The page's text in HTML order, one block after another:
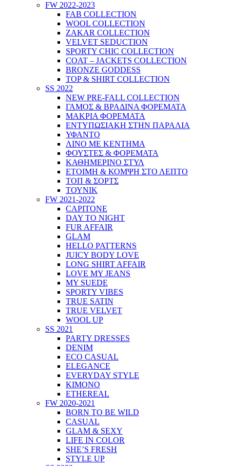
FW 2022-2023
FAB COLLECTION
WOOL COLLECTION
ZAKAR COLLECTION
VELVET SEDUCTION
SPORTY CHIC COLLECTION
COAT – JACKETS COLLECTION
BRONZE GODDESS
TOP & SHIRT COLLECTION
SS 2022
NEW PRE-FALL COLLECTION
ΓΑΜΟΣ & ΒΡΑΔΙΝΑ ΦΟΡΕΜΑΤΑ
ΜΑΚΡΙΑ ΦΟΡΕΜΑΤΑ
ΕΝΤΥΠΩΣΙΑΚΗ ΣΤΗΝ ΠΑΡΑΛΙΑ
ΥΦΑΝΤΟ
ΛΙΝΟ ΜΕ ΚΕΝΤΗΜΑ
ΦΟΥΣΤΕΣ & ΦΟΡΕΜΑΤΑ
ΚΑΘΗΜΕΡΙΝΟ ΣΤΥΛ
ΕΤΟΙΜΗ & ΚΟΜΨΗ ΣΤΟ ΛΕΠΤΟ
ΤΟΠ & ΣΟΡΤΣ
ΤΟΥΝΙΚ
FW 2021-2022
CAPITONE
DAY TO NIGHT
FUR AFFAIR
GLAM
HELLO PATTERNS
JUICY BODY LOVE
LONG SHIRT AFFAIR
LOVE MY JEANS
MY SUEDE
SPORTY VIBES
TRUE SATIN
TRUE VELVET
WOOL UP
SS 2021
PARTY DRESSES
DENIM
ECO CASUAL
ELEGANCE
EVERYDAY STYLE
KIMONO
ETHEREAL
FW 2020-2021
BORN TO BE WILD
CASUAL
GLAM & SEXY
LIFE IN COLOR
SHE’S FRESH
STYLE UP